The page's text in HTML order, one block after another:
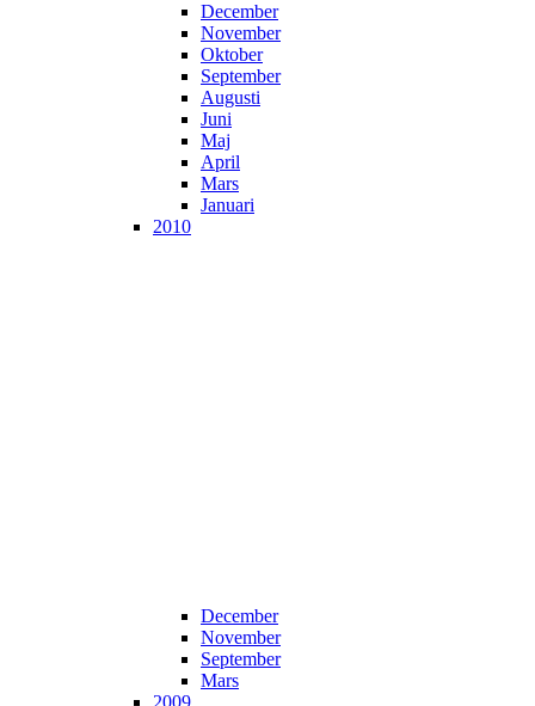
December
November
Oktober
September
Augusti
Juni
Maj
April
Mars
Januari
2010
December
November
September
Mars
2009